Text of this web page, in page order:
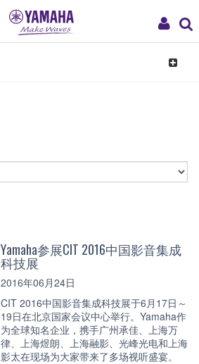
My
Toggle
Yamaha参展CIT 2016中国影音集成
科技展
2016年06月24日
CIT 2016中国影音集成科技展于6月17日～
19日在北京国家会议中心举行。Yamaha作
为全球知名企业，携手广州承佳、上海万
律、上海煜朗、上海融影、光峰光电和上海
影太在现场为大家带来了多场视听盛宴。